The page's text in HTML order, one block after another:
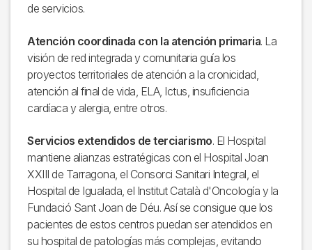
de servicios.
Atención coordinada con la atención primaria. La
visión de red integrada y comunitaria guía los
proyectos territoriales de atención a la cronicidad,
atención al final de vida, ELA, Ictus, insuficiencia
cardíaca y alergia, entre otros.
Servicios extendidos de terciarismo. El Hospital
mantiene alianzas estratégicas con el Hospital Joan
XXIII de Tarragona, el Consorci Sanitari Integral, el
Hospital de Igualada, el Institut Català d'Oncología y la
Fundació Sant Joan de Déu. Así se consigue que los
pacientes de estos centros puedan ser atendidos en
su hospital de patologías más complejas, evitando